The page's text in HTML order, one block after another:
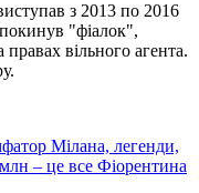
з 2013 по 2016
"фіалок",
вільного агента.
Мілана, легенди,
– це все Фіорентина